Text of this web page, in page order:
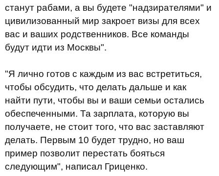
станут рабами, а вы будете "надзирателями" и
цивилизованный мир закроет визы для всех
вас и ваших родственников. Все команды
будут идти из Москвы".
"Я лично готов с каждым из вас встретиться,
чтобы обсудить, что делать дальше и как
найти пути, чтобы вы и ваши семьи остались
обеспеченными. Та зарплата, которую вы
получаете, не стоит того, что вас заставляют
делать. Первым 10 будет трудно, но ваш
пример позволит перестать бояться
следующим", написал Гриценко.